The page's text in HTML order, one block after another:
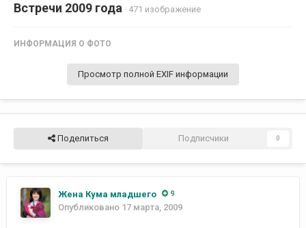
Встречи 2009 года · 471 изображение
ИНФОРМАЦИЯ О ФОТО
Просмотр полной EXIF информации
Поделиться Подписчики 0
Жена Кума младшего 9
Опубликовано 17 марта, 2009